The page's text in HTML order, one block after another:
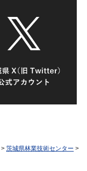
> 茨城県林業技術センター >